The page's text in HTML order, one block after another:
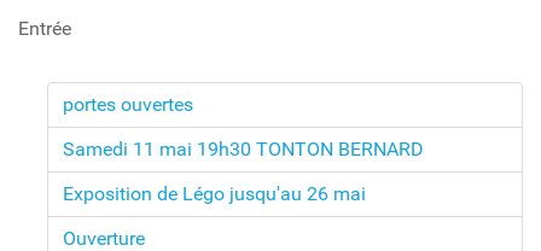
Entrée
portes ouvertes
Samedi 11 mai 19h30 TONTON BERNARD
Exposition de Légo jusqu'au 26 mai
Ouverture